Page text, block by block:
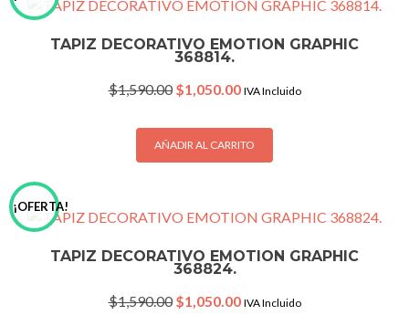
TAPIZ DECORATIVO EMOTION GRAPHIC
368814.
$1,590.00 Original
was:
$1,590.00.
$1,050.00Current
is:
$1,050.00.
IVA Incluido
AÑADIR AL CARRITO
¡OFERTA!
TAPIZ DECORATIVO EMOTION GRAPHIC
368824.
$1,590.00 Original
$1,050.00Current
IVA Incluido